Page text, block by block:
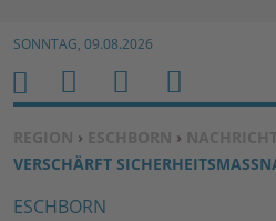
Zum Inhalt
SONNTAG, 09.08.2026
SIE BEFINDEN SICH HIER:
REGION › ESCHBORN ›
VERSCHÄRFT
ESCHBORN
H
O
M
E
M
E
N
U
S
U
C
B
E
N